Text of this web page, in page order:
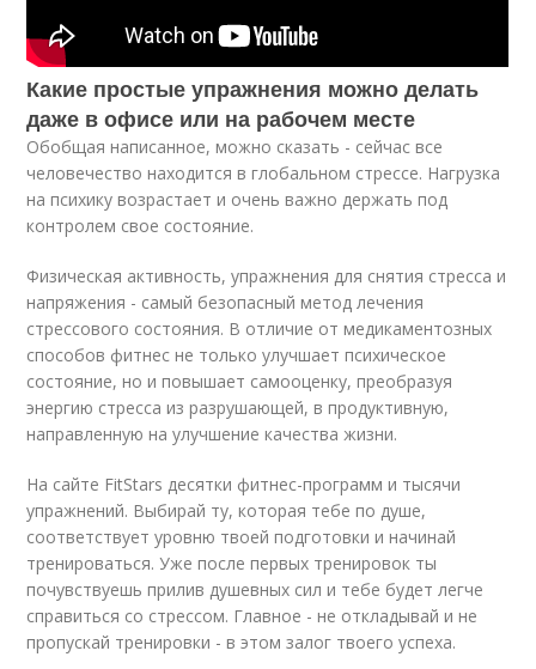
Какие простые упражнения можно делать
даже в офисе или на рабочем месте
Обобщая написанное, можно сказать - сейчас все
человечество находится в глобальном стрессе. Нагрузка
на психику возрастает и очень важно держать под
контролем свое состояние.
Физическая активность, упражнения для снятия стресса и
напряжения - самый безопасный метод лечения
стрессового состояния. В отличие от медикаментозных
способов фитнес не только улучшает психическое
состояние, но и повышает самооценку, преобразуя
энергию стресса из разрушающей, в продуктивную,
направленную на улучшение качества жизни.
На сайте FitStars десятки фитнес-программ и тысячи
упражнений. Выбирай ту, которая тебе по душе,
соответствует уровню твоей подготовки и начинай
тренироваться. Уже после первых тренировок ты
почувствуешь прилив душевных сил и тебе будет легче
справиться со стрессом. Главное - не откладывай и не
пропускай тренировки - в этом залог твоего успеха.